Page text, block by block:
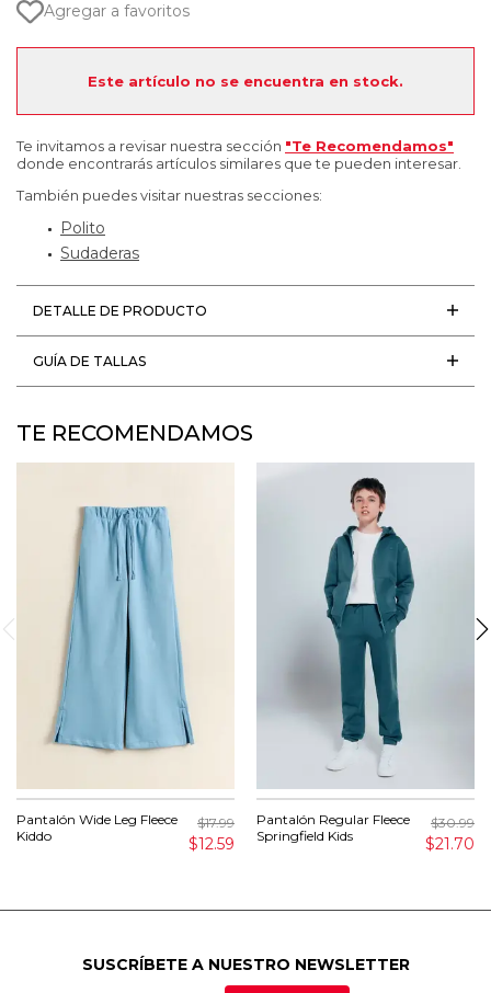
Agregar a favoritos
Este artículo no se encuentra en stock.
Te invitamos a revisar nuestra sección "Te Recomendamos"
donde encontrarás artículos similares que te pueden interesar.
También puedes visitar nuestras secciones:
Polito
Sudaderas
DETALLE DE PRODUCTO
GUÍA DE TALLAS
TE RECOMENDAMOS
Pantalón Wide Leg Fleece
Kiddo
$17.99
$12.59
Pantalón Regular Fleece
Springfield Kids
$30.99
$21.70
SUSCRÍBETE A NUESTRO NEWSLETTER